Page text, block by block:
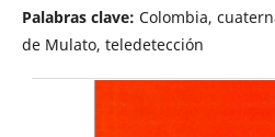
Palabras clave: Colombia,
de Mulato, teledetección